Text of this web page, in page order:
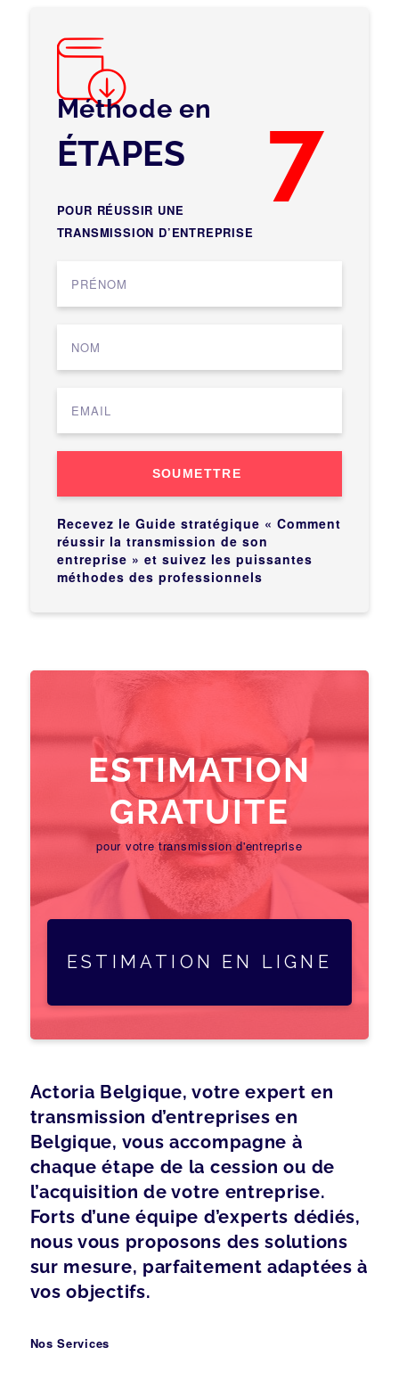
Méthode en 7
ÉTAPES
POUR RÉUSSIR UNE
TRANSMISSION D’ENTREPRISE
SOUMETTRE
Recevez le Guide stratégique « Comment
réussir la transmission de son
entreprise » et suivez les puissantes
méthodes des professionnels
ESTIMATION
GRATUITE
pour votre transmission d'entreprise
ESTIMATION EN LIGNE
Actoria Belgique, votre expert en
transmission d’entreprises en
Belgique, vous accompagne à
chaque étape de la cession ou de
l’acquisition de votre entreprise.
Forts d’une équipe d’experts dédiés,
nous vous proposons des solutions
sur mesure, parfaitement adaptées à
vos objectifs.
Nos Services